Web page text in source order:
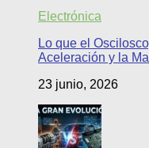
Electrónica
Lo que el
Aceleración y la
23 junio, 2026